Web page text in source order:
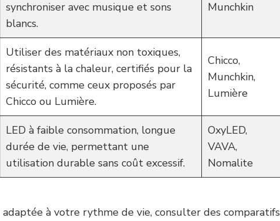
synchroniser avec musique et sons
blancs.
Munchkin
Utiliser des matériaux non toxiques,
résistants à la chaleur, certifiés pour la
sécurité, comme ceux proposés par
Chicco ou Lumière.
Chicco,
Munchkin,
Lumière
LED à faible consommation, longue
durée de vie, permettant une
utilisation durable sans coût excessif.
OxyLED,
VAVA,
Nomalite
à votre rythme de vie, consulter des comparatifs